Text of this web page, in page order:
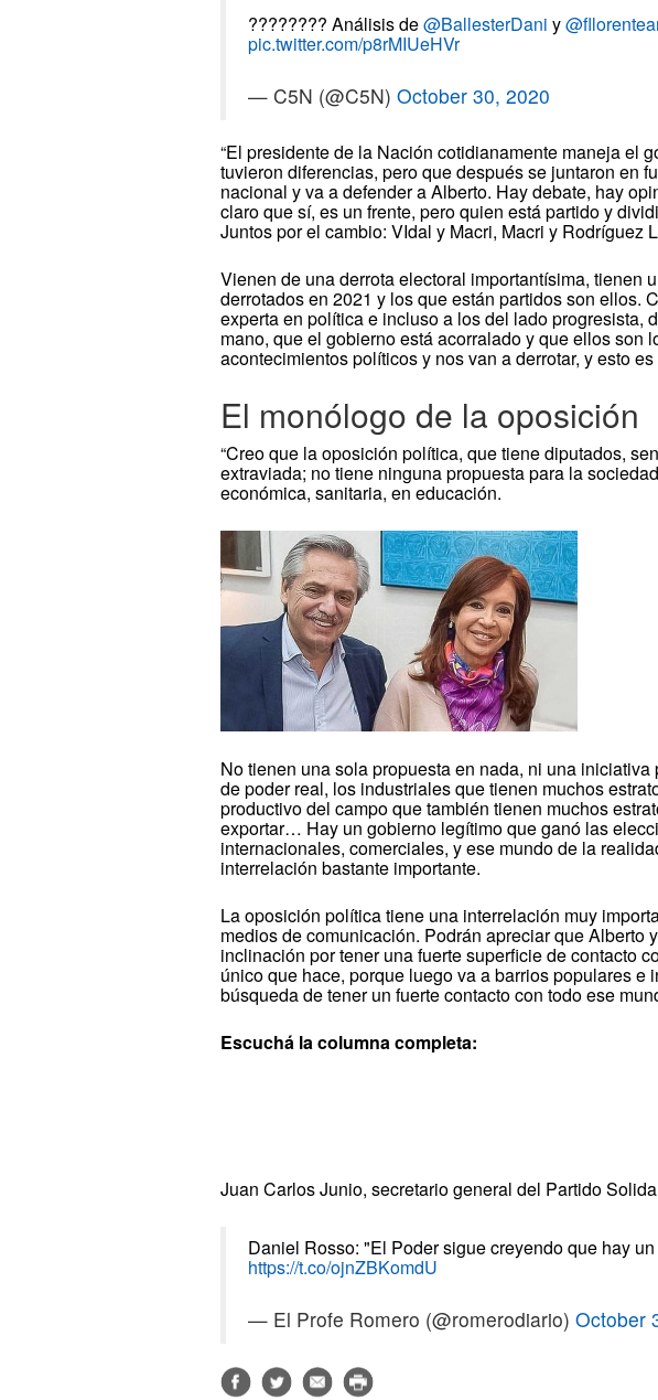
???????? Análisis de@BallesterDani y
pic.twitter.com/p8rMIUeHVr
— C5N (@C5N)October 30, 2020
“El presidente de la Nación cotidianamente maneja el
tuvieron diferencias, pero que después se juntaron en
nacional y va a defender a Alberto. Hay debate, hay
claro que sí, es un frente, pero quien está partido y
Juntos por el cambio: VIdal y Macri, Macri y Rodríguez
Vienen de una derrota electoral importantísima, tienen
derrotados en 2021 y los que están partidos son ellos.
experta en política e incluso a los del lado progresista,
mano, que el gobierno está acorralado y que ellos son
acontecimientos políticos y nos van a derrotar, y esto es
El monólogo de la oposición
“Creo que la oposición política, que tiene diputados,
extraviada; no tiene ninguna propuesta para la
económica, sanitaria, en educación.
No tienen una sola propuesta en nada, ni una
de poder real, los industriales que tienen muchos
productivo del campo que también tienen muchos
exportar… Hay un gobierno legítimo que ganó las
internacionales, comerciales, y ese mundo de la
interrelación bastante importante.
La oposición política tiene una interrelación muy
medios de comunicación. Podrán apreciar que Alberto
inclinación por tener una fuerte superficie de contacto
único que hace, porque luego va a barrios populares e
búsqueda de tener un fuerte contacto con todo ese
Escuchá la columna completa:
Juan Carlos Junio, secretario general del Partido
Daniel Rosso: "El Poder sigue creyendo que hay
https://t.co/ojnZBKomdU
— El Profe Romero (@romerodiario)October